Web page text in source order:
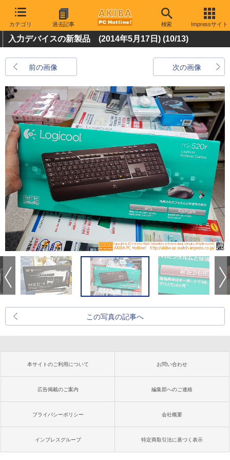
カテゴリ 過去記事 検索 Impressサイト
入力デバイスの新製品 (2014年5月17日) (10/13)
前の画像 次の画像
この写真の記事へ
本サイトのご利用について お問い合わせ
広告掲載のご案内 編集部へのご連絡
プライバシーポリシー 会社概要
インプレスグループ 特定商取引法に基づく表示